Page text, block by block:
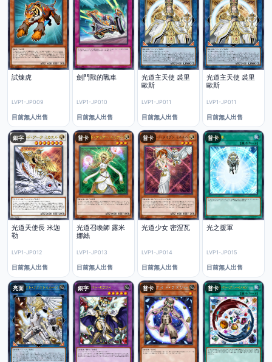
試煉虎
LVP1-JP009
目前無人出售
劍鬥獸的戰車
LVP1-JP010
目前無人出售
光道主天使 裘里
歐斯
LVP1-JP011
目前無人出售
光道主天使 裘里
歐斯
LVP1-JP011
目前無人出售
銀字
光道天使長 米迦
勒
LVP1-JP012
目前無人出售
普卡
光道召喚師 露米
娜絲
LVP1-JP013
目前無人出售
普卡
光道少女 密涅瓦
LVP1-JP014
目前無人出售
普卡
光之援軍
LVP1-JP015
目前無人出售
亮面 銀字 普卡 普卡